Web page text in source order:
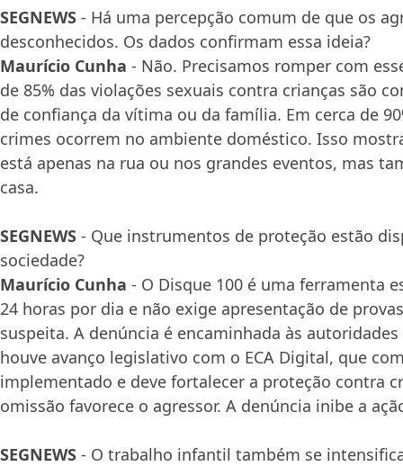
SEGNEWS - Há uma percepção comum de que os
desconhecidos. Os dados confirmam essa ideia?
Maurício Cunha - Não. Precisamos romper com
de 85% das violações sexuais contra crianças são
de confiança da vítima ou da família. Em cerca de
crimes ocorrem no ambiente doméstico. Isso
está apenas na rua ou nos grandes eventos, mas
casa.
SEGNEWS - Que instrumentos de proteção estão
sociedade?
Maurício Cunha - O Disque 100 é uma ferramenta
24 horas por dia e não exige apresentação de
suspeita. A denúncia é encaminhada às
houve avanço legislativo com o ECA Digital, que
implementado e deve fortalecer a proteção contra
omissão favorece o agressor. A denúncia inibe a
SEGNEWS - O trabalho infantil também se